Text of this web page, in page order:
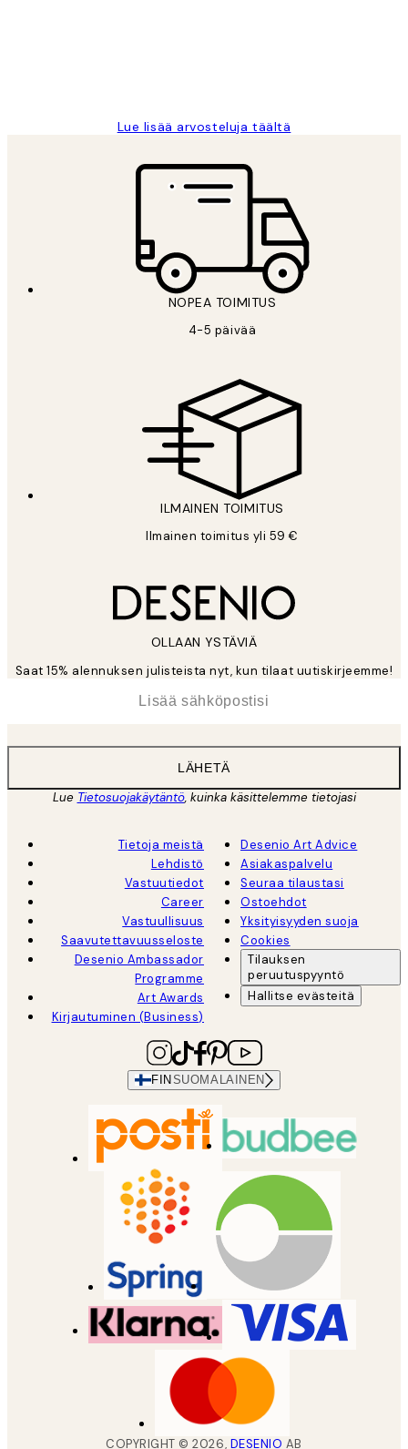
Lue lisää arvosteluja täältä
NOPEA TOIMITUS
4-5 päivää
ILMAINEN TOIMITUS
Ilmainen toimitus yli 59 €
OLLAAN YSTÄVIÄ
Saat 15% alennuksen julisteista nyt, kun tilaat uutiskirjeemme!
LÄHETÄ
Lue Tietosuojakäytäntö, kuinka käsittelemme tietojasi
Tietoja meistä
Lehdistö
Vastuutiedot
Career
Vastuullisuus
Saavutettavuusseloste
Desenio Ambassador
Programme
Art Awards
Kirjautuminen (Business)
Desenio Art Advice
Asiakaspalvelu
Seuraa tilaustasi
Ostoehdot
Yksityisyyden suoja
Cookies
Tilauksen
peruutuspyyntö
Hallitse evästeitä
FIN SUOMALAINEN
COPYRIGHT ©2026, DESENIO AB